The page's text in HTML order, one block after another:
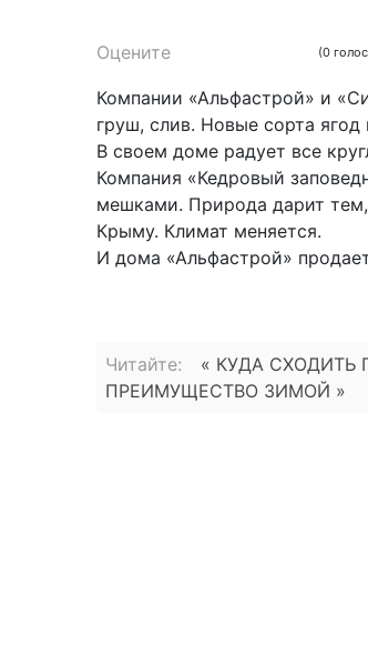
Оцените (0
Компании «Альфастрой» и
груш, слив. Новые сорта ягод
В своем доме радует все
Компания «Кедровый
мешками. Природа дарит тем,
Крыму. Климат меняется.
И дома «Альфастрой»
Читайте: « КУДА СХОДИТЬ
ПРЕИМУЩЕСТВО ЗИМОЙ »